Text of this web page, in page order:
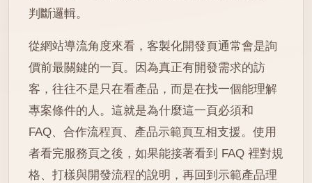
判斷邏輯。
從網站導流角度來看，客製化開發頁通常會是詢
價前最關鍵的一頁。因為真正有開發需求的訪
客，往往不是只在看產品，而是在找一個能理解
專案條件的人。這就是為什麼這一頁必須和
FAQ、合作流程頁、產品示範頁互相支援。使用
者看完服務頁之後，如果能接著看到 FAQ 裡對規
格、打樣與開發流程的說明，再回到示範產品理